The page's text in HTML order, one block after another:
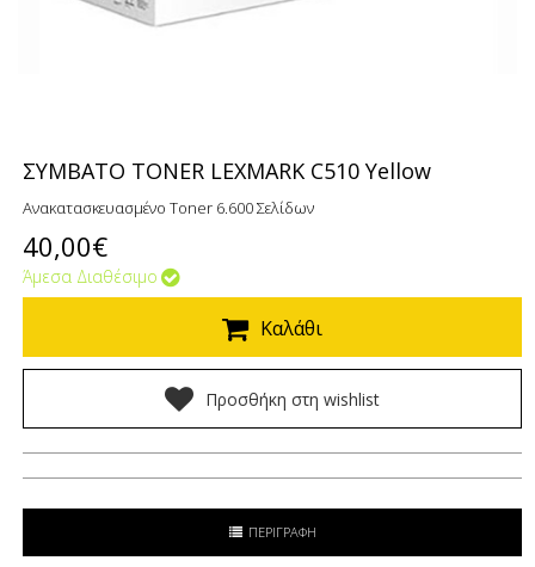
ΣΥΜΒΑΤΟ TONER LEXMARK C510 Yellow
Ανακατασκευασμένο Toner 6.600 Σελίδων
40,00€
Άμεσα Διαθέσιμο
Καλάθι
Προσθήκη στη wishlist
ΠΕΡΙΓΡΑΦΗ